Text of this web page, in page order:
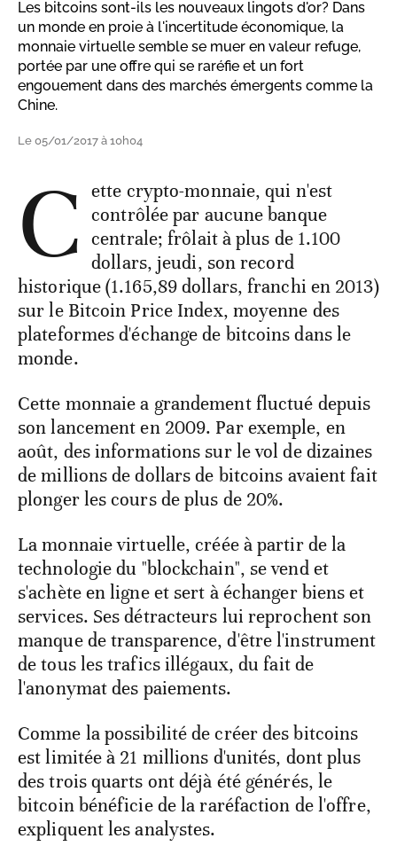
Les bitcoins sont-ils les nouveaux lingots d'or? Dans
un monde en proie à l'incertitude économique, la
monnaie virtuelle semble se muer en valeur refuge,
portée par une offre qui se raréfie et un fort
engouement dans des marchés émergents comme la
Chine.
Le 05/01/2017 à 10h04
C ette crypto-monnaie, qui n'est
contrôlée par aucune banque
centrale; frôlait à plus de 1.100
dollars, jeudi, son record
historique (1.165,89 dollars, franchi en 2013)
sur le Bitcoin Price Index, moyenne des
plateformes d'échange de bitcoins dans le
monde.
Cette monnaie a grandement fluctué depuis
son lancement en 2009. Par exemple, en
août, des informations sur le vol de dizaines
de millions de dollars de bitcoins avaient fait
plonger les cours de plus de 20%.
La monnaie virtuelle, créée à partir de la
technologie du "blockchain", se vend et
s'achète en ligne et sert à échanger biens et
services. Ses détracteurs lui reprochent son
manque de transparence, d'être l'instrument
de tous les trafics illégaux, du fait de
l'anonymat des paiements.
Comme la possibilité de créer des bitcoins
est limitée à 21 millions d'unités, dont plus
des trois quarts ont déjà été générés, le
bitcoin bénéficie de la raréfaction de l'offre,
expliquent les analystes.